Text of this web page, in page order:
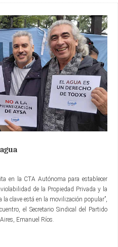
en la CTA Autónoma para establecer
de la Propiedad Privada y la
la clave está en la movilización popular”,
el Secretario Sindical del Partido
Emanuel Ríos.